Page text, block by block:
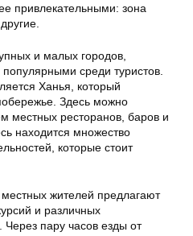
привлекательными: зона
и малых городов,
среди туристов.
Ханья, который
Здесь можно
местных ресторанов, баров и
находится множество
которые стоит
жителей предлагают
и различных
Через пару часов езды от